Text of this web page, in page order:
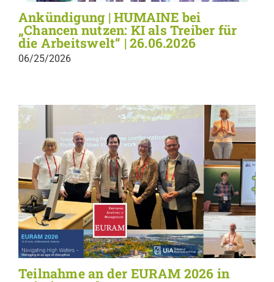
Ankündigung | HUMAINE bei
„Chancen nutzen: KI als Treiber für
die Arbeitswelt“ | 26.06.2026
06/25/2026
Teilnahme an der EURAM 2026 in